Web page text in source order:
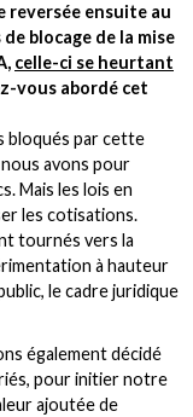
reversée ensuite au
blocage de la mise
celle-ci se heurtant
vous abordé cet
bloqués par cette
avons pour
Mais les lois en
les cotisations.
tournés vers la
à hauteur
le cadre juridique
également décidé
pour initier notre
ajoutée de